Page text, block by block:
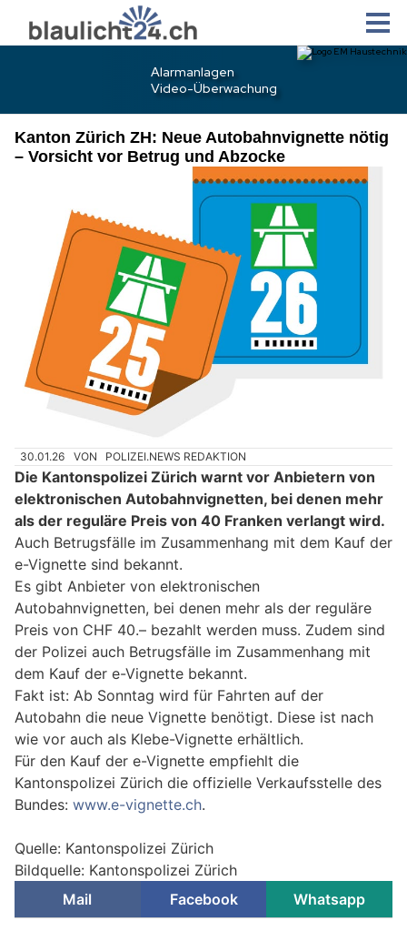
Kanton Zürich ZH: Neue Autobahnvignette nötig
– Vorsicht vor Betrug und Abzocke
30.01.26 VON POLIZEI.NEWS REDAKTION
Die Kantonspolizei Zürich warnt vor Anbietern von
elektronischen Autobahnvignetten, bei denen mehr
als der reguläre Preis von 40 Franken verlangt wird.
Auch Betrugsfälle im Zusammenhang mit dem Kauf der
e-Vignette sind bekannt.
Es gibt Anbieter von elektronischen
Autobahnvignetten, bei denen mehr als der reguläre
Preis von CHF 40.– bezahlt werden muss. Zudem sind
der Polizei auch Betrugsfälle im Zusammenhang mit
dem Kauf der e-Vignette bekannt.
Fakt ist: Ab Sonntag wird für Fahrten auf der
Autobahn die neue Vignette benötigt. Diese ist nach
wie vor auch als Klebe-Vignette erhältlich.
Für den Kauf der e-Vignette empfiehlt die
Kantonspolizei Zürich die offizielle Verkaufsstelle des
Bundes: www.e-vignette.ch.
Quelle: Kantonspolizei Zürich
Bildquelle: Kantonspolizei Zürich
Mail
Facebook Whatsapp